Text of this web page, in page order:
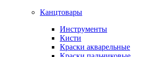
Канцтовары
Инструменты
Кисти
Краски акварельные